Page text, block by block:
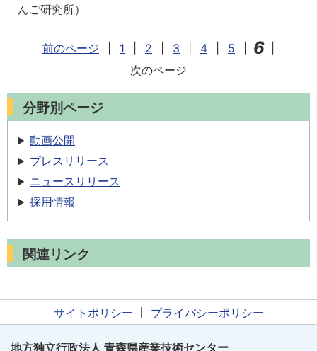
んご研究所）
前のページ 1 2 3 4 5 6
次のページ
分野別ページ
動画公開
プレスリリース
ニュースリリース
採用情報
関連リンク
サイトポリシー プライバシーポリシー
地方独立行政法人 青森県産業技術センター